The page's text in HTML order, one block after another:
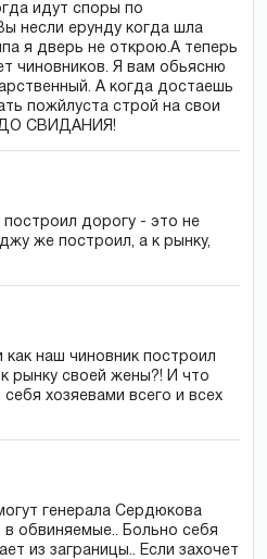
идут споры по
несли ерунду когда шла
я дверь не открою.А теперь
чиновников. Я вам обьясню
А когда достаешь
пожйлуста строй на свои
СВИДАНИЯ!
построил дорогу - это не
же построил, а к рынку,
наш чиновник построил
рынку своей жены?! И что
хозяевами всего и всех
генерала Сердюкова
в обвиняемые.. Больно себя
из заграницы.. Если захочет